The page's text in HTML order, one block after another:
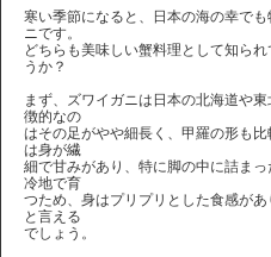
寒い季節になると、日本の海の幸で
ニです。
どちらも美味しい蟹料理として知ら
うか？
まず、ズワイガニは日本の北海道や
徴的なの
はその足がやや細長く、甲羅の形も
は身が繊
細で甘みがあり、特に脚の中に詰ま
冷地で育
つため、身はプリプリとした食感が
と言える
でしょう。